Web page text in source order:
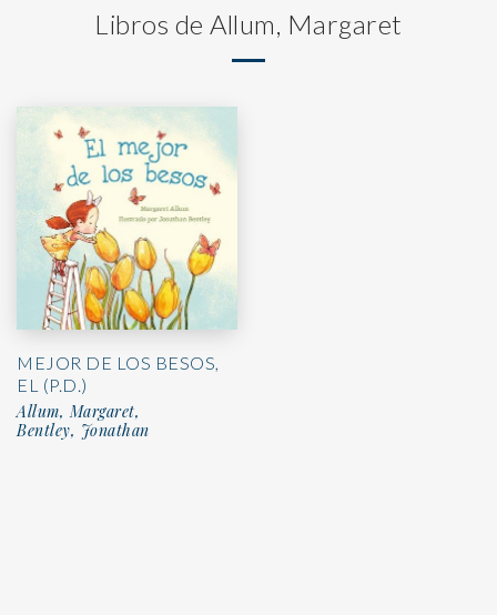
Libros de Allum, Margaret
MEJOR DE LOS BESOS,
EL (P.D.)
Allum, Margaret,
Bentley, Jonathan